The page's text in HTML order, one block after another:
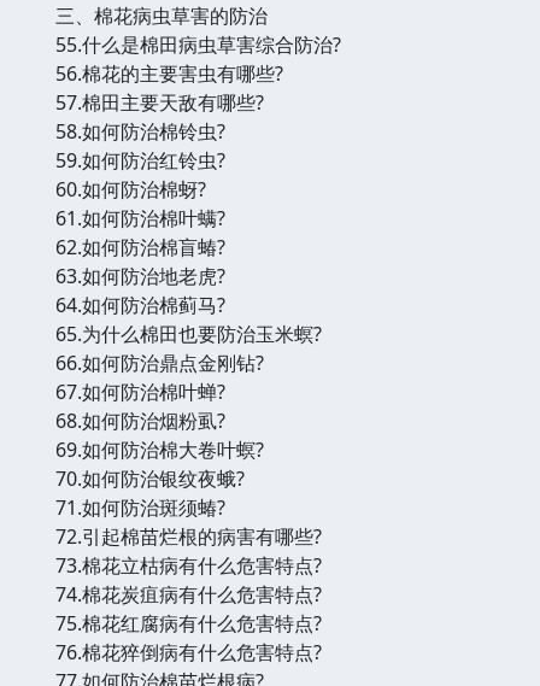
三、棉花病虫草害的防治
55.什么是棉田病虫草害综合防治?
56.棉花的主要害虫有哪些?
57.棉田主要天敌有哪些?
58.如何防治棉铃虫?
59.如何防治红铃虫?
60.如何防治棉蚜?
61.如何防治棉叶螨?
62.如何防治棉盲蝽?
63.如何防治地老虎?
64.如何防治棉蓟马?
65.为什么棉田也要防治玉米螟?
66.如何防治鼎点金刚钻?
67.如何防治棉叶蝉?
68.如何防治烟粉虱?
69.如何防治棉大卷叶螟?
70.如何防治银纹夜蛾?
71.如何防治斑须蝽?
72.引起棉苗烂根的病害有哪些?
73.棉花立枯病有什么危害特点?
74.棉花炭疽病有什么危害特点?
75.棉花红腐病有什么危害特点?
76.棉花猝倒病有什么危害特点?